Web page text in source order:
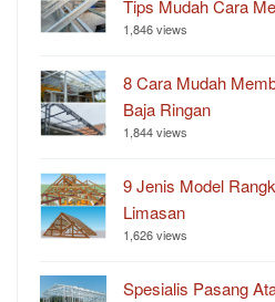
Tips Mudah Cara
1,846 views
8 Cara Mudah
Baja Ringan
1,844 views
9 Jenis Model
Limasan
1,626 views
Spesialis Pasang